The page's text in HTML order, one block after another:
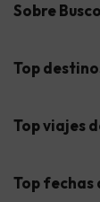
Sobre
¿Quiénes
Top
Hoteles
Hoteles
Top viajes
Viajes con
Top fechas